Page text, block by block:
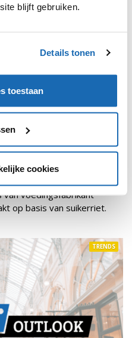
blijft gebruiken.
Details tonen
toestaan
cookiesVAN
van voedingsfabrikant
op basis van suikerriet.
TRENDS